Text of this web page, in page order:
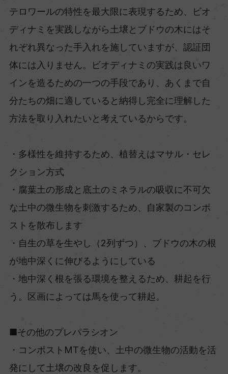
テロワールの特性を最大限に表現するため、ビオ
ディナミを実践しながら土壌とブドウの木にはそ
れぞれ異なった手入れを施していますが、認証団
体には入りません。ビオディナミの実践は良いワ
インを造るための一つの手段であり、あくまで自
分たちの畑に適していると納得し完全に理解した
方法を取り入れたいと考えているからです。
・多様性を維持するため、植替えはマサル・セレ
クション方式
・腐葉土の形成と底土のミネラルの吸収に不可欠
な土中の微生物を刺激するため、自家製のコンポ
ストを散布します
・自生の草を生やし（2列ずつ）、ブドウの木の根
が地中深くに伸びるようにしている
・地中深く根を張る環境を整えるため、耕起を行
う。区画によっては馬を使って耕起。
■その他のプレパラシオン
・コンポストMTを使い、土中の微生物の活動を活
発にして土壌の改良を促します。